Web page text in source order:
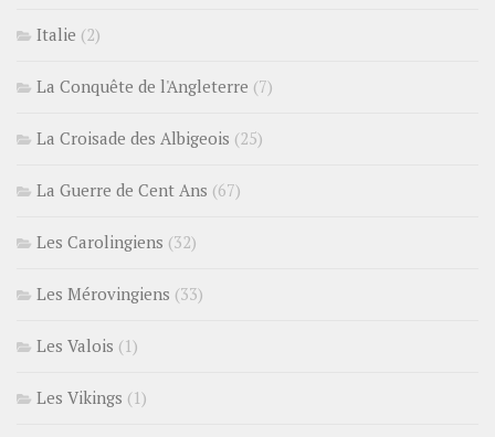
Italie (2)
La Conquête de l'Angleterre (7)
La Croisade des Albigeois (25)
La Guerre de Cent Ans (67)
Les Carolingiens (32)
Les Mérovingiens (33)
Les Valois (1)
Les Vikings (1)